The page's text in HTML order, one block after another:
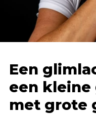
Een
een
met grote